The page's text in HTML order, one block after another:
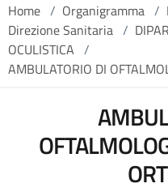
Home / Organigramma /
Direzione Sanitaria /
OCULISTICA /
AMBULATORIO DI